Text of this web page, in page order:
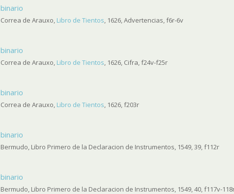
binario
Correa de Arauxo, Libro de Tientos, 1626, Advertencias, f6r-6v
binario
Correa de Arauxo, Libro de Tientos, 1626, Cifra, f24v-f25r
binario
Correa de Arauxo, Libro de Tientos, 1626, f203r
binario
Bermudo, Libro Primero de la Declaracion de Instrumentos, 1549, 39, f112r
binario
Bermudo, Libro Primero de la Declaracion de Instrumentos, 1549, 40, f117v-